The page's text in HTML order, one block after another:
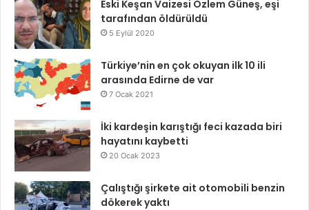
Eski Keşan Vaizesi Özlem Güneş, eşi
tarafından öldürüldü
5 Eylül 2020
Türkiye’nin en çok okuyan ilk 10 ili
arasında Edirne de var
7 Ocak 2021
İki kardeşin karıştığı feci kazada biri
hayatını kaybetti
20 Ocak 2023
Çalıştığı şirkete ait otomobili benzin
dökerek yaktı